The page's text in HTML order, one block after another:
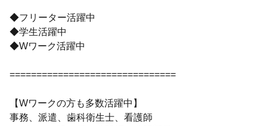
◆フリーター活躍中
◆学生活躍中
◆Wワーク活躍中
===============================
【Wワークの方も多数活躍中】
事務、派遣、歯科衛生士、看護師